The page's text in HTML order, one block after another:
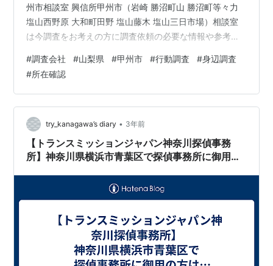
州市相談室 興信所甲州市（岩崎 勝沼町山 勝沼町等々力
塩山西野原 大和町田野 塩山藤木 塩山三日市場）相談室
は今調査をお考えの方に調査依頼の必要な情報や参考に
う各種調査についてかみ砕いて出来るだけ分かりやすく
書き出してみます。 まずは、自分が何で悩んでいて、ど
うすれば解決に向かえるのかです。 このポイントをしっ
かりと把握しなければ興信所に依頼をする際に本当に必
要な調査依頼なのか、必要以上の調査費用を掛けてしま
っていないかなど的確な判断を行えま…
#調査会社 #山梨県 #甲州市 #行動調査 #身辺調査
#所在確認
try_kanagawa’s diary • 3年前
【トランスミッションジャパン神奈川探偵事務
所】神奈川県横浜市青葉区で探偵事務所に御用の